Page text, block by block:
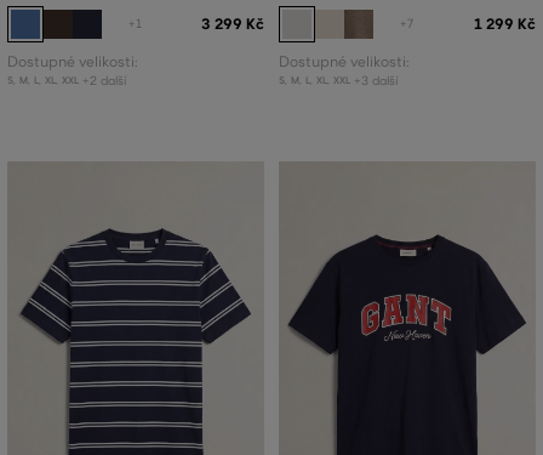
+1 3 299 Kč
Dostupné velikosti:
S, M L, XL, XXL +2 další
+7 1 299 Kč
Dostupné velikosti:
S, M L, XL, XXL +3 další